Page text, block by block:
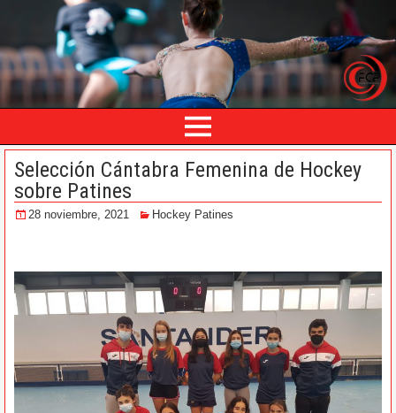
Selección Cántabra Femenina de Hockey
sobre Patines
28 noviembre, 2021 Hockey Patines